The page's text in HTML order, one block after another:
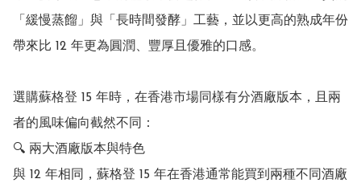
「緩慢蒸餾」與「長時間發酵」工藝，並以更高的熟成年份
帶來比 12 年更為圓潤、豐厚且優雅的口感。
選購蘇格登 15 年時，在香港市場同樣有分酒廠版本，且兩
者的風味偏向截然不同：
🔍 兩大酒廠版本與特色
與 12 年相同，蘇格登 15 年在香港通常能買到兩種不同酒廠